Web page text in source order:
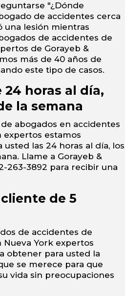
"¿Dónde
de accidentes cerca
una lesión mientras
de accidentes de
de Gorayeb &
más de 40 años de
este tipo de casos.
24 horas al día,
la semana
abogados en accidentes
expertos estamos
usted las 24 horas al día, los
Llame a Gorayeb &
263-3892 para recibir una
de 5
de accidentes de
York expertos
obtener para usted la
se merece para que
vida sin preocupaciones